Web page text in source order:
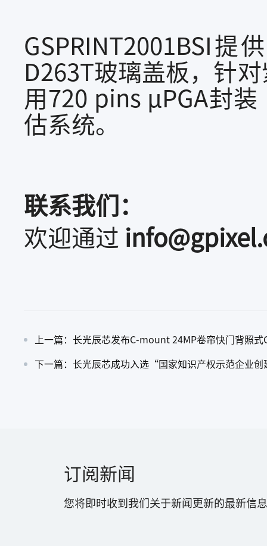
GSPRINT2001BSI
D263T玻璃盖板，针
用720 pins µPGA封
估系统。
联系我们：
欢迎通过
上一篇：长光辰芯发布C-mount 24MP卷帘快门背照式
下一篇：长光辰芯成功入选“国家知识产权示范企业
订阅新闻
您将即时收到我们关于新闻更新的最新信息